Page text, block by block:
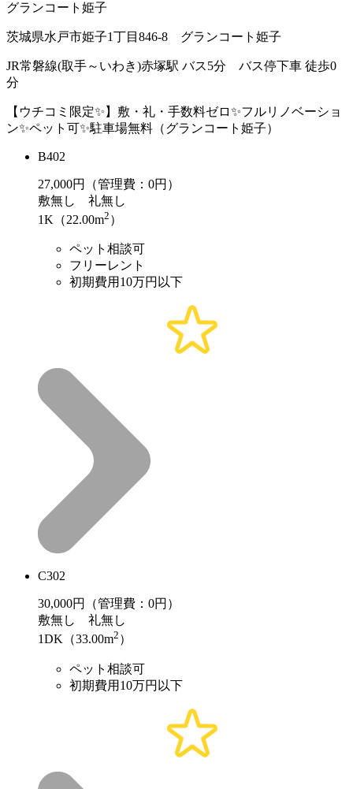
グランコート姫子
茨城県水戸市姫子1丁目846-8 グランコート姫子
JR常磐線(取手～いわき)赤塚駅 バス5分 バス停下車 徒歩0
分
【ウチコミ限定✨】敷・礼・手数料ゼロ✨フルリノベーショ
ン✨ペット可✨駐車場無料（グランコート姫子）
B402
27,000円（管理費：0円）
敷無し 礼無し
1K（22.00m2 ）
ペット相談可
フリーレント
初期費用10万円以下
C302
30,000円（管理費：0円）
敷無し 礼無し
1DK（33.00m2 ）
ペット相談可
初期費用10万円以下